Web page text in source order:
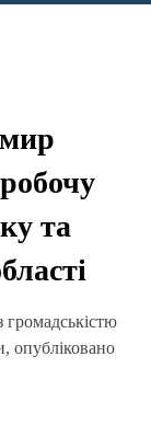
та
громадськістю
опубліковано